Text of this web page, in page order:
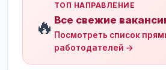
🔥
ТОП НАПРАВЛЕНИЕ
Все свежие
Посмотреть список
работодателей →